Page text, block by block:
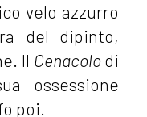
velo azzurro
del dipinto,
Il Cenacolodi
ossessione
poi.